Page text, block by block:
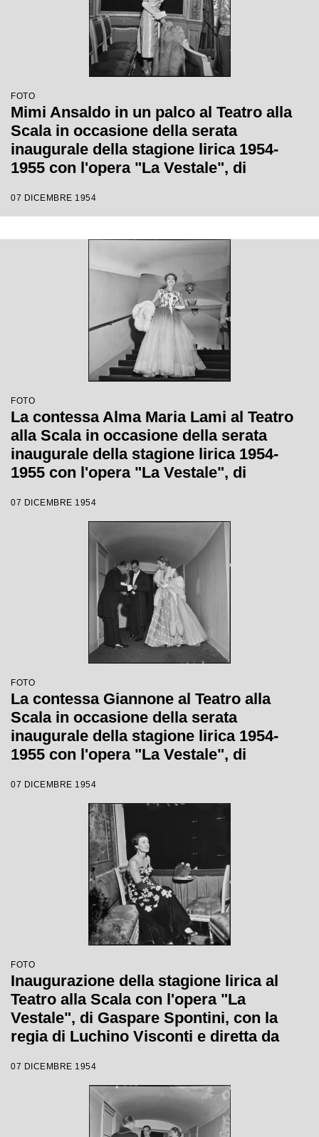
FOTO
Mimi Ansaldo in un palco al Teatro alla
Scala in occasione della serata
inaugurale della stagione lirica 1954-
1955 con l'opera "La Vestale", di
Votto, con la regia di Luchino Visconti
07 DICEMBRE 1954
FOTO
La contessa Alma Maria Lami al Teatro
alla Scala in occasione della serata
inaugurale della stagione lirica 1954-
1955 con l'opera "La Vestale", di
Votto, con la regia di Luchino Visconti
07 DICEMBRE 1954
FOTO
La contessa Giannone al Teatro alla
Scala in occasione della serata
inaugurale della stagione lirica 1954-
1955 con l'opera "La Vestale", di
Votto, con la regia di Luchino Visconti
07 DICEMBRE 1954
FOTO
Inaugurazione della stagione lirica al
Teatro alla Scala con l'opera "La
Vestale", di Gaspare Spontini, con la
regia di Luchino Visconti e diretta da
07 DICEMBRE 1954